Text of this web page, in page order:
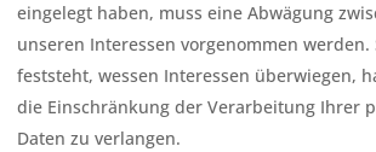
eingelegt haben, muss eine Abwägung
unseren Interessen vorgenommen
feststeht, wessen Interessen überwiegen,
die Einschränkung der Verarbeitung Ihrer
Daten zu verlangen.